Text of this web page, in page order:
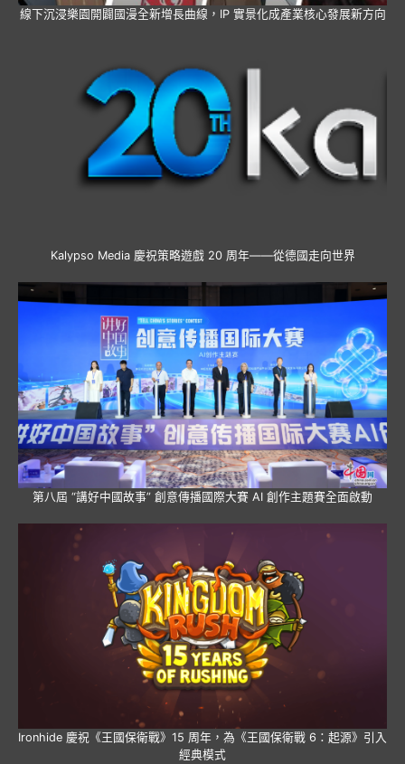
線下沉浸樂園開闢國漫全新增長曲線，IP 實景化成產業核心發展新方向
Kalypso Media 慶祝策略遊戲 20 周年——從德國走向世界
第八屆 “講好中國故事” 創意傳播國際大賽 AI 創作主題賽全面啟動
Ironhide 慶祝《王國保衛戰》15 周年，為《王國保衛戰 6：起源》引入
經典模式